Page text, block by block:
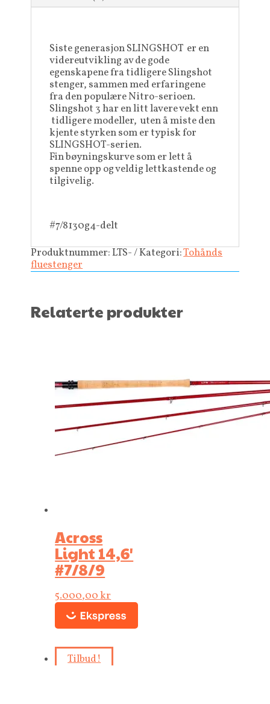
Siste generasjon SLINGSHOT er en
videreutvikling av de gode
egenskapene fra tidligere Slingshot
stenger, sammen med erfaringene
fra den populære Nitro-serioen.
Slingshot 3 har en litt lavere vekt enn
tidligere modeller, uten å miste den
kjente styrken som er typisk for
SLINGSHOT-serien.
Fin bøyningskurve som er lett å
spenne opp og veldig lettkastende og
tilgivelig.
#7/8130g4-delt
Produktnummer:LTS- Kategori:Tohånds
fluestenger
Relaterte produkter
Across
Light 14,6′
#7/8/9
5.000,00kr
Tilbud!